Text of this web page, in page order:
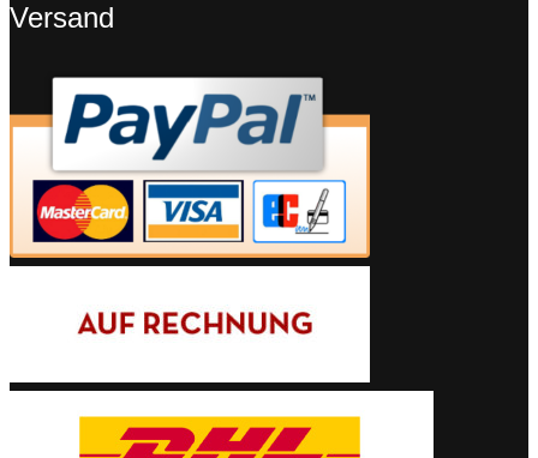
Versand